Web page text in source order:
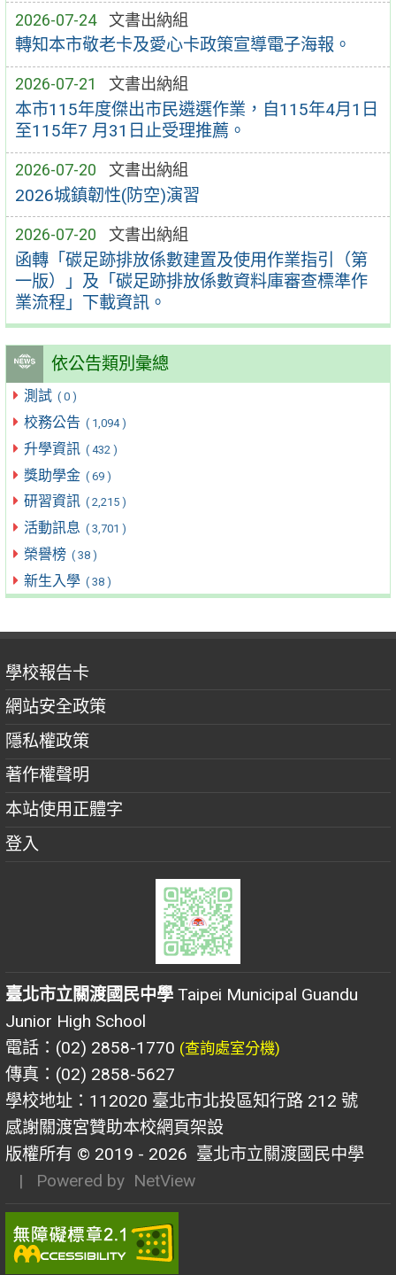
2026-07-24 文書出納組
轉知本市敬老卡及愛心卡政策宣導電子海報。
2026-07-21 文書出納組
本市115年度傑出市民遴選作業，自115年4月1日
至115年7 月31日止受理推薦。
2026-07-20 文書出納組
2026城鎮韌性(防空)演習
2026-07-20 文書出納組
函轉「碳足跡排放係數建置及使用作業指引（第
一版）」及「碳足跡排放係數資料庫審查標準作
業流程」下載資訊。
依公告類別彙總
測試 ( 0 )
校務公告 ( 1,094 )
升學資訊 ( 432 )
獎助學金 ( 69 )
研習資訊 ( 2,215 )
活動訊息 ( 3,701 )
榮譽榜 ( 38 )
新生入學 ( 38 )
學校報告卡
網站安全政策
隱私權政策
著作權聲明
本站使用正體字
登入
臺北市立關渡國民中學 Taipei Municipal Guandu
Junior High School
電話：(02) 2858-1770 (查詢處室分機)
傳真：(02) 2858-5627
學校地址：112020 臺北市北投區知行路 212 號
感謝關渡宮贊助本校網頁架設
版權所有 © 2019 - 2026 臺北市立關渡國民中學
| Powered by NetView